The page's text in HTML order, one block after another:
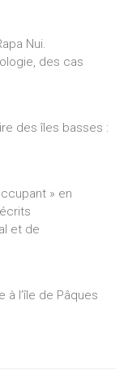
Nui.
des cas
des îles basses :
» en
et de
à l’île de Pâques